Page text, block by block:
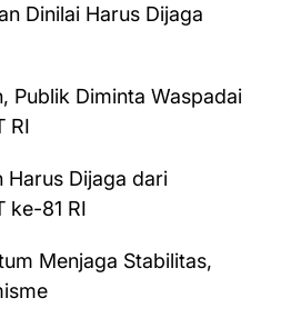
Dinilai Harus Dijaga
Publik Diminta Waspadai
RI
Harus Dijaga dari
ke-81 RI
Menjaga Stabilitas,